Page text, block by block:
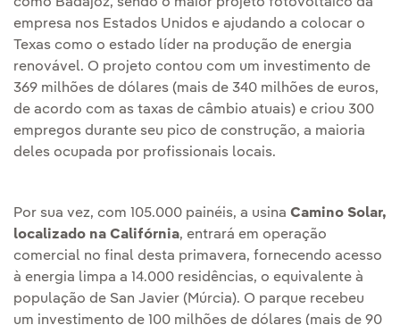
empresa nos Estados Unidos e ajudando a colocar o
Texas como o estado líder na produção de energia
renovável. O projeto contou com um investimento de
369 milhões de dólares (mais de 340 milhões de euros,
de acordo com as taxas de câmbio atuais) e criou 300
empregos durante seu pico de construção, a maioria
deles ocupada por profissionais locais.
Por sua vez, com 105.000 painéis, a usina Camino Solar,
localizado na Califórnia, entrará em operação
comercial no final desta primavera, fornecendo acesso
à energia limpa a 14.000 residências, o equivalente à
população de San Javier (Múrcia). O parque recebeu
um investimento de 100 milhões de dólares (mais de 90